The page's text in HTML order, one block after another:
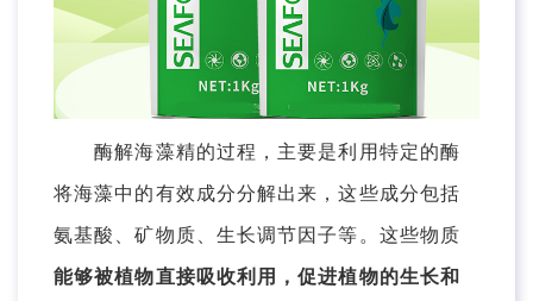
酶解海藻精的过程，主要是利用特定的酶
将海藻中的有效成分分解出来，这些成分包括
氨基酸、矿物质、生长调节因子等。这些物质
能够被植物直接吸收利用，促进植物的生长和